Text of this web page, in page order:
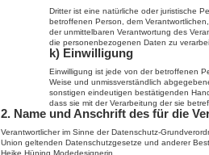
Dritter ist eine natürliche oder juristische
betroffenen Person, dem
der unmittelbaren Verantwortung des
die personenbezogenen Daten zu
k) Einwilligung
Einwilligung ist jede von der betroffenen
Weise und unmissverständlich
sonstigen eindeutigen bestätigenden
dass sie mit der Verarbeitung der sie
2. Name und Anschrift des für die
Verantwortlicher im Sinne der Datenschutz-
Union geltenden Datenschutzgesetze und anderer
Heike Hüning Modedesignerin